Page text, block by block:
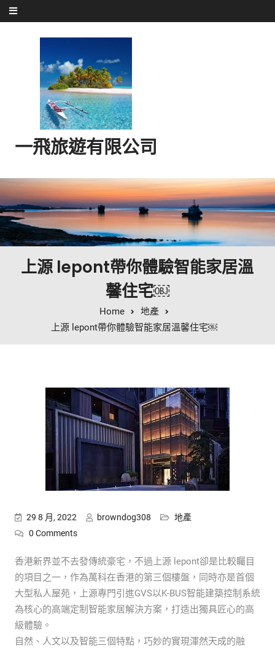
Skip to content
一飛旅遊有限公司
上源 lepont帶你體驗智能家居溫
馨住宅￼
Home
地產
上源 lepont帶你體驗智能家居溫馨住宅￼
29 8 月, 2022 browndog308
地產
0 Comments
香港新界並不去發傳統豪宅，不過上源 lepont卻是比較矚目
的項目之一，作為萬科在香港的第三個樓盤，同時亦是首個
大型私人屋苑，上源專門引進GVS以K-BUS智能建築控制系統
為核心的高端定制智能家居解決方案，打造出獨具匠心的高
級體驗。
自然、人文以及智能三個特點，巧妙的實現渾然天成的融